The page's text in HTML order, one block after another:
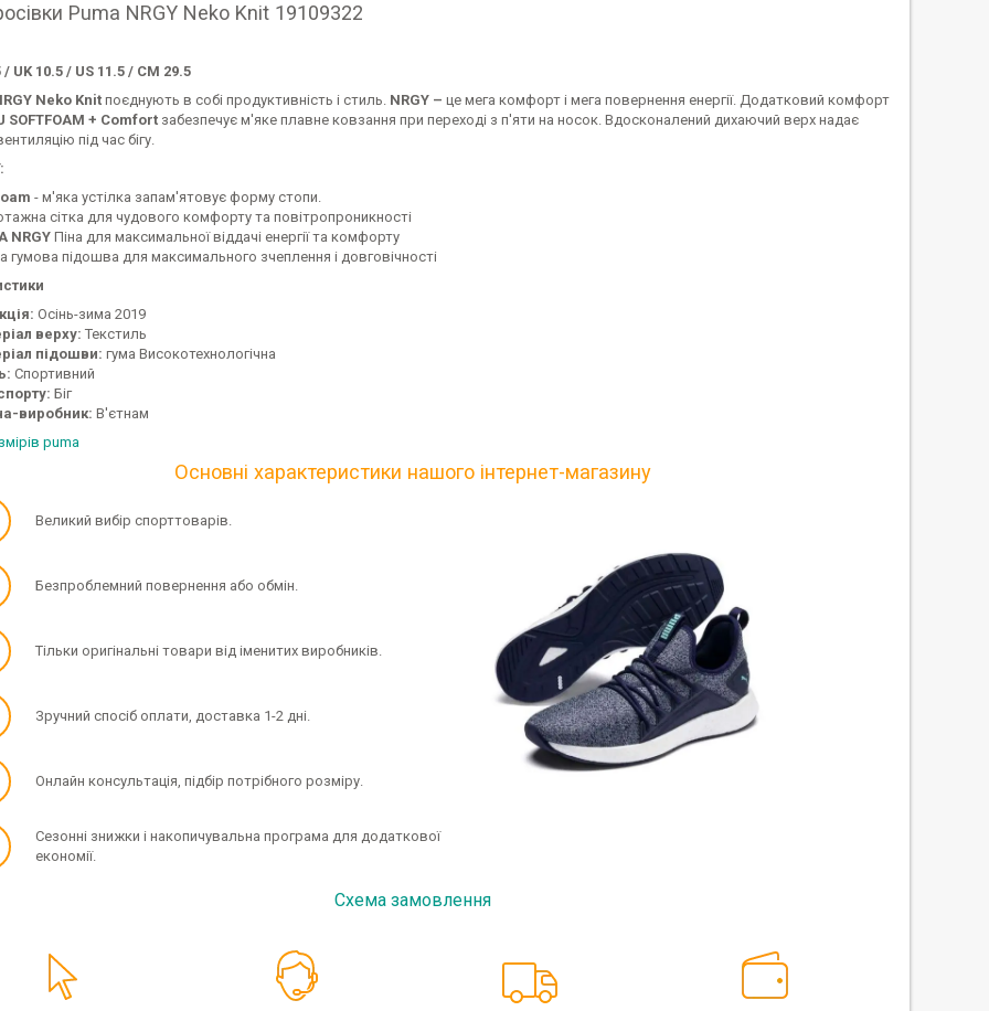
Puma NRGY Neko Knit 19109322
/ UK 10.5 / US 11.5 / CM 29.5
Neko Knit поєднують в собі продуктивність і стиль. NRGY – це мега комфорт і мега повернення енергії. Додатковий комфорт
SOFTFOAM + Comfort забезпечує м'яке плавне ковзання при переході з п'яти на носок. Вдосконалений дихаючий верх надає
під час бігу.
- м'яка устілка запам'ятовує форму стопи.
сітка для чудового комфорту та повітропроникності
NRGY Піна для максимальної віддачі енергії та комфорту
гумова підошва для максимального зчеплення і довговічності
Осінь-зима 2019
верху: Текстиль
підошви: гума Високотехнологічна
Спортивний
Біг
виробник: В'єтнам
puma
Основні характеристики нашого інтернет-магазину
Великий вибір спорттоварів.
Безпроблемний повернення або обмін.
Тільки оригінальні товари від іменитих виробників.
Зручний спосіб оплати, доставка 1-2 дні.
Онлайн консультація, підбір потрібного розміру.
Сезонні знижки і накопичувальна програма для додаткової
економії.
Схема замовлення